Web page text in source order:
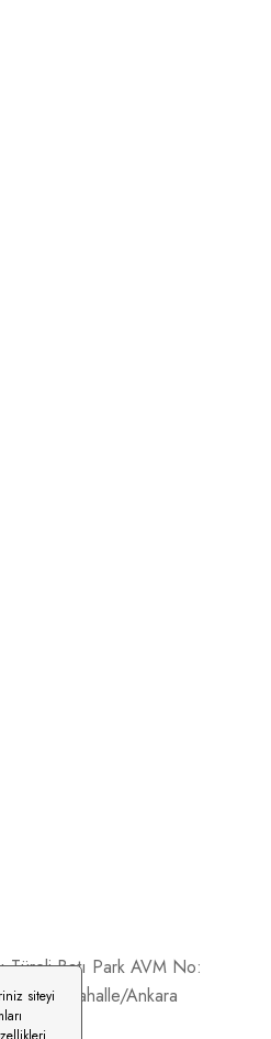
siteyi
Türeli Batı Park AVM No:
Yenimahalle/Ankara